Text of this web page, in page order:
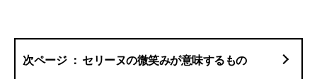
セリーヌの微笑みが意味するもの